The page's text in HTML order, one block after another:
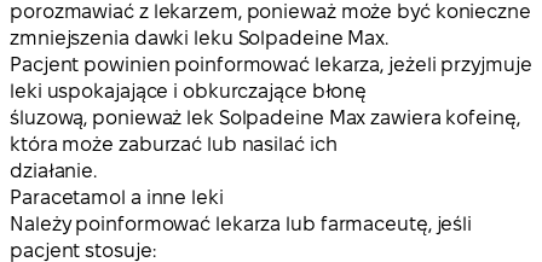
porozmawiać z lekarzem, ponieważ może być konieczne
zmniejszenia dawki leku Solpadeine Max.
Pacjent powinien poinformować lekarza, jeżeli przyjmuje
leki uspokajające i obkurczające błonę
śluzową, ponieważ lek Solpadeine Max zawiera kofeinę,
która może zaburzać lub nasilać ich
działanie.
Paracetamol a inne leki
Należy poinformować lekarza lub farmaceutę, jeśli
pacjent stosuje: